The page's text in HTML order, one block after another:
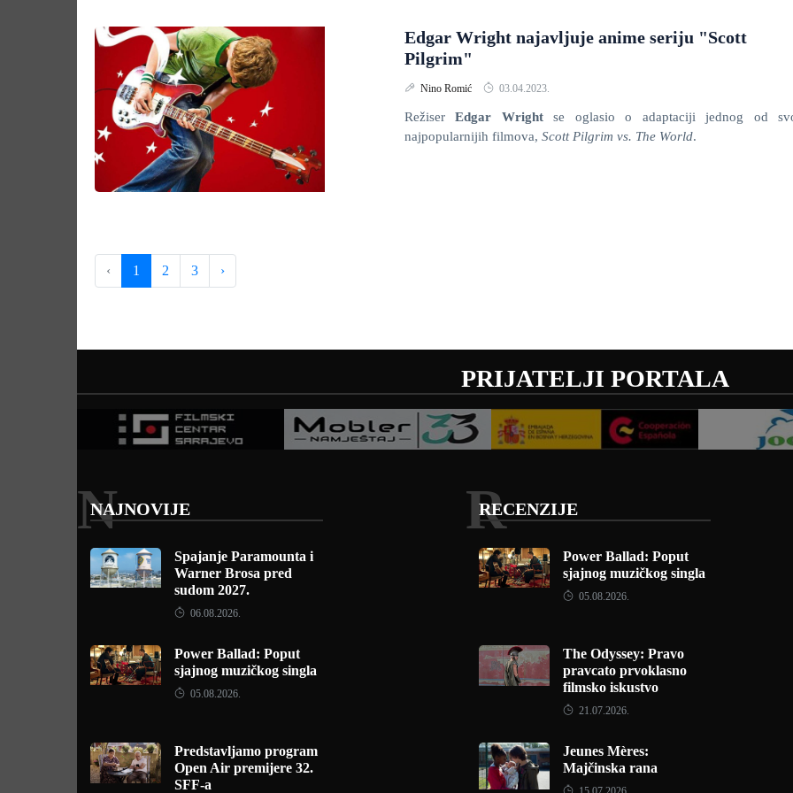
Edgar Wright najavljuje anime seriju "Scott
Pilgrim"
Nino Romić 03.04.2023.
RežiserEdgar Wrightse oglasio o adaptaciji jednog od
najpopularnijih filmova, Scott Pilgrim vs. The World.
‹ 1 2 3 ›
PRIJATELJI PORTALA
NAJNOVIJE
N
Spajanje Paramounta i
Warner Brosa pred
sudom 2027.
06.08.2026.
Power Ballad: Poput
sjajnog muzičkog singla
05.08.2026.
Predstavljamo program
Open Air premijere 32.
SFF-a
RECENZIJE
R
Power Ballad: Poput
sjajnog muzičkog singla
05.08.2026.
The Odyssey: Pravo
pravcato prvoklasno
filmsko iskustvo
21.07.2026.
Jeunes Mères:
Majčinska rana